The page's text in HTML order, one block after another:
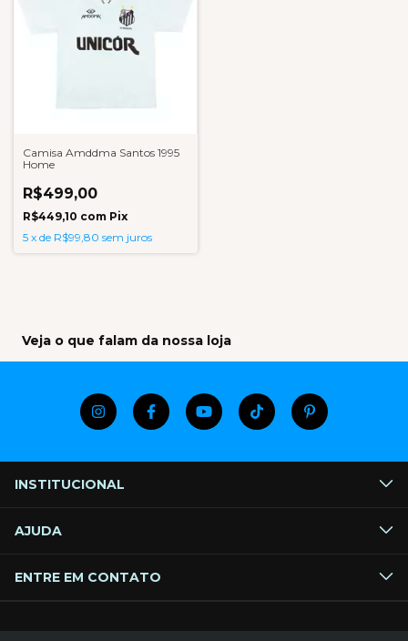
Camisa Amddma Santos 1995
Home
R$499,00
R$449,10 com Pix
5 x de R$99,80 sem juros
Veja o que falam da nossa loja
INSTITUCIONAL
AJUDA
ENTRE EM CONTATO